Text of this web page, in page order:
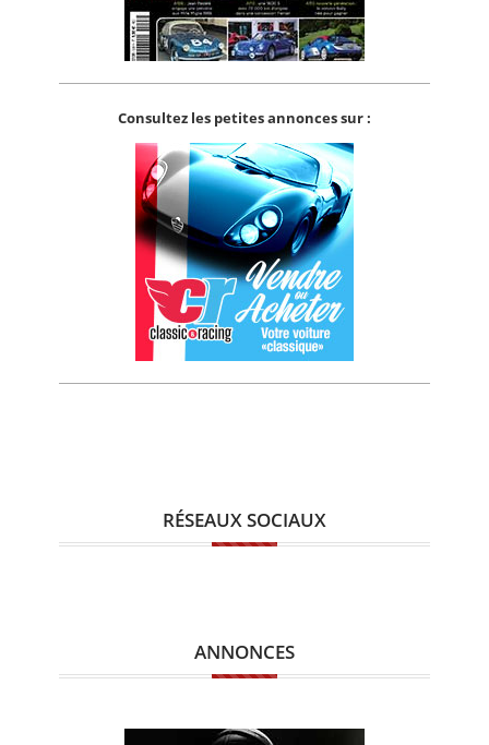
Consultez les petites annonces sur :
RÉSEAUX SOCIAUX
ANNONCES